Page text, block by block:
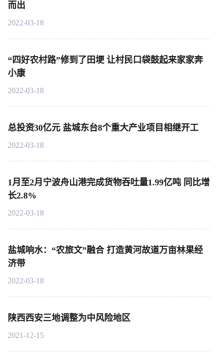
而出
2022-03-18
“四好农村路”修到了田埂 让村民口袋鼓起来家家奔
小康
2022-03-18
总投资30亿元 盐城东台8个重大产业项目相继开工
2022-03-18
1月至2月宁波舟山港完成货物吞吐量1.99亿吨 同比增
长2.8%
2022-03-18
盐城响水：“农旅文”融合 打造黄河故道万亩林果经
济带
2022-03-18
陕西西安三地调整为中风险地区
2021-12-15